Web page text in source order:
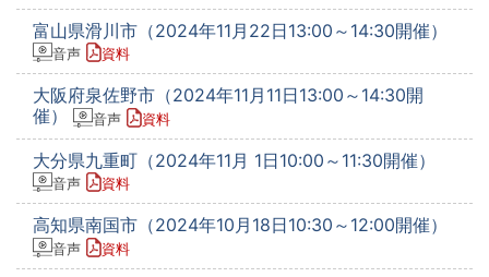
富山県滑川市（2024年11月22日13:00～14:30開催）
音声 資料
大阪府泉佐野市（2024年11月11日13:00～14:30開
催）
音声 資料
大分県九重町（2024年11月 1日10:00～11:30開催）
音声 資料
高知県南国市（2024年10月18日10:30～12:00開催）
音声 資料